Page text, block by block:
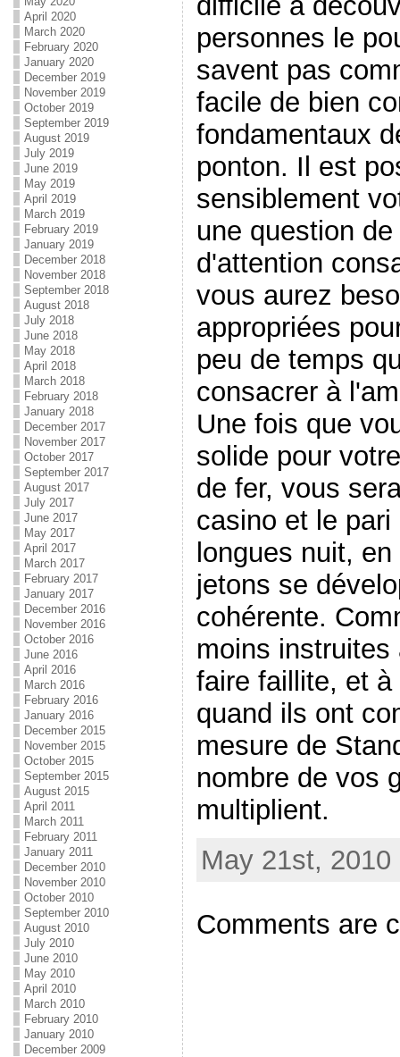
April 2020
March 2020
February 2020
January 2020
December 2019
November 2019
October 2019
September 2019
August 2019
July 2019
June 2019
May 2019
April 2019
March 2019
February 2019
January 2019
December 2018
November 2018
September 2018
August 2018
July 2018
June 2018
May 2018
April 2018
March 2018
February 2018
January 2018
December 2017
November 2017
October 2017
September 2017
August 2017
July 2017
June 2017
May 2017
April 2017
March 2017
February 2017
January 2017
December 2016
November 2016
October 2016
June 2016
April 2016
March 2016
February 2016
January 2016
December 2015
November 2015
October 2015
September 2015
August 2015
April 2011
March 2011
February 2011
January 2011
December 2010
November 2010
October 2010
September 2010
August 2010
July 2010
June 2010
May 2010
April 2010
March 2010
February 2010
January 2010
December 2009
personnes le
savent pas
facile de bien
fondamentaux
ponton. Il est
sensiblement
une question
d'attention
vous aurez
appropriées
peu de temps
consacrer à
Une fois que
solide pour
de fer, vous
casino et le
longues nuit,
jetons se
cohérente.
moins
faire faillite, et
quand ils ont
mesure de
nombre de vos
multiplient.
May 21st,
Comments are